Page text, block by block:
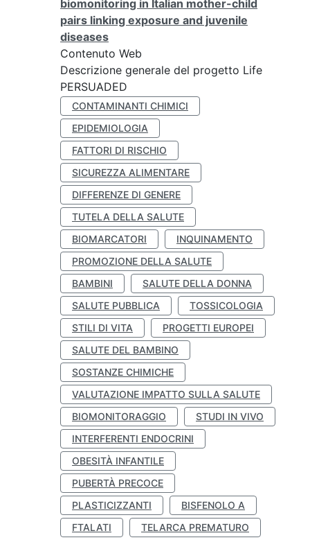
biomonitoring in Italian mother-child
pairs linking exposure and juvenile
diseases
Contenuto Web
Descrizione generale del progetto Life
PERSUADED
CONTAMINANTI CHIMICI
EPIDEMIOLOGIA
FATTORI DI RISCHIO
SICUREZZA ALIMENTARE
DIFFERENZE DI GENERE
TUTELA DELLA SALUTE
BIOMARCATORI
INQUINAMENTO
PROMOZIONE DELLA SALUTE
BAMBINI
SALUTE DELLA DONNA
SALUTE PUBBLICA
TOSSICOLOGIA
STILI DI VITA
PROGETTI EUROPEI
SALUTE DEL BAMBINO
SOSTANZE CHIMICHE
VALUTAZIONE IMPATTO SULLA SALUTE
BIOMONITORAGGIO
STUDI IN VIVO
INTERFERENTI ENDOCRINI
OBESITÀ INFANTILE
PUBERTÀ PRECOCE
PLASTICIZZANTI
BISFENOLO A
FTALATI
TELARCA PREMATURO